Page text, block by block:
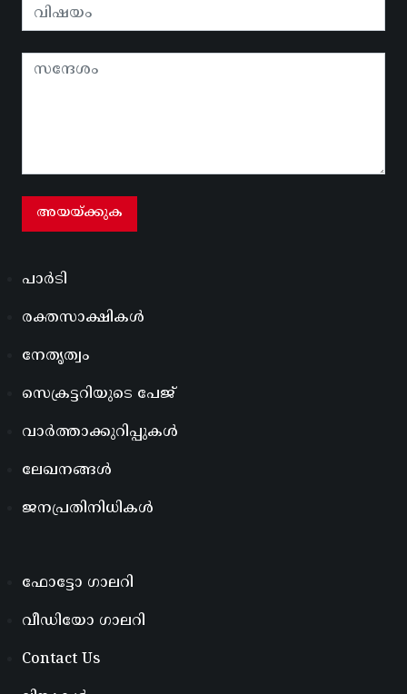
പാർടി
രക്തസാക്ഷികൾ
നേതൃത്വം
സെക്രട്ടറിയുടെ പേജ്
വാർത്താക്കുറിപ്പുകൾ
ലേഖനങ്ങൾ
ജനപ്രതിനിധികൾ
ഫോട്ടോ ഗാലറി
വീഡിയോ ഗാലറി
Contact Us